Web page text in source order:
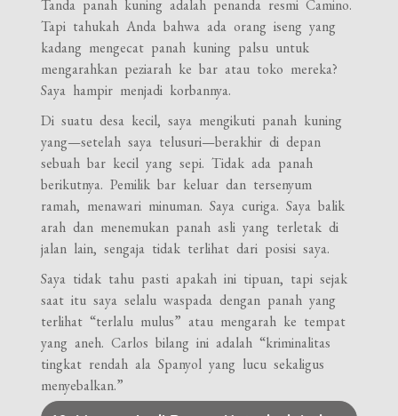
Tanda panah kuning adalah penanda resmi Camino.
Tapi tahukah Anda bahwa ada orang iseng yang
kadang mengecat panah kuning palsu untuk
mengarahkan peziarah ke bar atau toko mereka?
Saya hampir menjadi korbannya.
Di suatu desa kecil, saya mengikuti panah kuning
yang—setelah saya telusuri—berakhir di depan
sebuah bar kecil yang sepi. Tidak ada panah
berikutnya. Pemilik bar keluar dan tersenyum
ramah, menawari minuman. Saya curiga. Saya balik
arah dan menemukan panah asli yang terletak di
jalan lain, sengaja tidak terlihat dari posisi saya.
Saya tidak tahu pasti apakah ini tipuan, tapi sejak
saat itu saya selalu waspada dengan panah yang
terlihat “terlalu mulus” atau mengarah ke tempat
yang aneh. Carlos bilang ini adalah “kriminalitas
tingkat rendah ala Spanyol yang lucu sekaligus
menyebalkan.”